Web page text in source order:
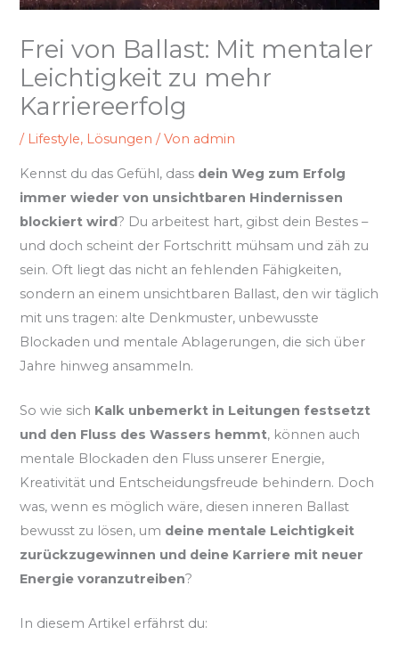
Frei von Ballast: Mit mentaler
Leichtigkeit zu mehr
Karriereerfolg
/ Lifestyle, Lösungen / Von admin
Kennst du das Gefühl, dass dein Weg zum Erfolg
immer wieder von unsichtbaren Hindernissen
blockiert wird? Du arbeitest hart, gibst dein Bestes –
und doch scheint der Fortschritt mühsam und zäh zu
sein. Oft liegt das nicht an fehlenden Fähigkeiten,
sondern an einem unsichtbaren Ballast, den wir täglich
mit uns tragen: alte Denkmuster, unbewusste
Blockaden und mentale Ablagerungen, die sich über
Jahre hinweg ansammeln.
So wie sich Kalk unbemerkt in Leitungen festsetzt
und den Fluss des Wassers hemmt, können auch
mentale Blockaden den Fluss unserer Energie,
Kreativität und Entscheidungsfreude behindern. Doch
was, wenn es möglich wäre, diesen inneren Ballast
bewusst zu lösen, um deine mentale Leichtigkeit
zurückzugewinnen und deine Karriere mit neuer
Energie voranzutreiben?
In diesem Artikel erfährst du: